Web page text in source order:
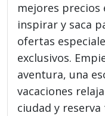
mejores precios
inspirar y saca
ofertas
exclusivos.
aventura, una
vacaciones
ciudad y